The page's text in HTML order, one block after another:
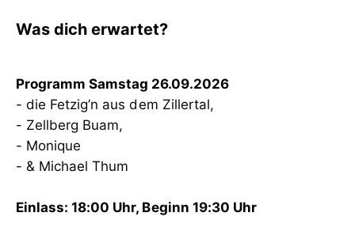
Was dich erwartet?
Programm Samstag 26.09.2026
- die Fetzig’n aus dem Zillertal,
- Zellberg Buam,
- Monique
- & Michael Thum
Einlass: 18:00 Uhr, Beginn 19:30 Uhr